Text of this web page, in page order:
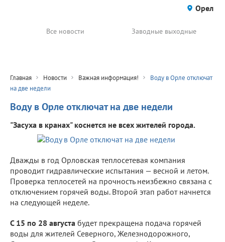
Орел
Все новости Заводные выходные
Главная Новости Важная информация!
Воду в Орле отключат
на две недели
Воду в Орле отключат на две недели
"Засуха в кранах" коснется не всех жителей города.
Дважды в год Орловская теплосетевая компания
проводит гидравлические испытания — весной и летом.
Проверка теплосетей на прочность неизбежно связана с
отключением горячей воды. Второй этап работ начнется
на следующей неделе.
С 15 по 28 августа будет прекращена подача горячей
воды для жителей Северного, Железнодорожного,